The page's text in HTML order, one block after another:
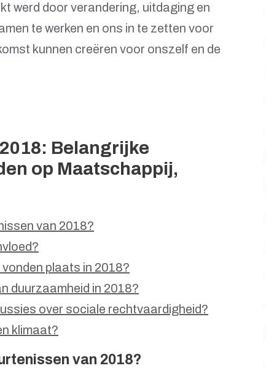
werd door verandering, uitdaging en
te werken en ons in te zetten voor
kunnen creëren voor onszelf en de
Belangrijke
op Maatschappij,
van 2018?
plaats in 2018?
duurzaamheid in 2018?
over sociale rechtvaardigheid?
klimaat?
van 2018?